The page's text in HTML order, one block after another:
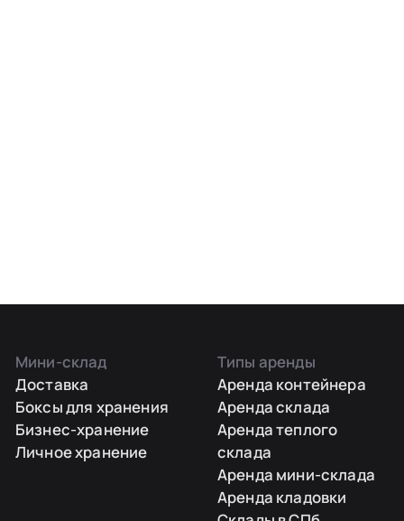
Мини-склад
Доставка
Боксы для хранения
Бизнес-хранение
Личное хранение
Типы аренды
Аренда контейнера
Аренда склада
Аренда теплого
склада
Аренда мини-склада
Аренда кладовки